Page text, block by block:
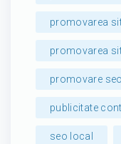
promovarea
promovarea
promovare seo
publicitate
seo local